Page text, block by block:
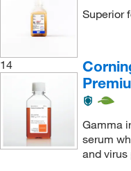
Superior
14
Gamma
serum
and